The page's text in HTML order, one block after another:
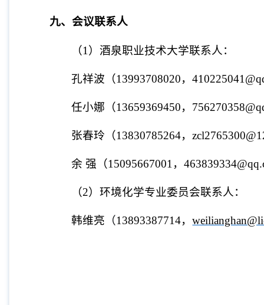
九、会议联系人
（1 ）酒泉职业技术大学联系人：
孔祥波 （13993708020，
任小娜 （13659369450，
张春玲 （13830785264，
余 强 （15095667001，
（2）环境化学专业委员会联系人：
韩维亮 （13893387714，